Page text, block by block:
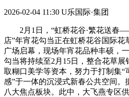
2026-02-04 11:30 U乐国际·集团
2月1日，“虹桥花谷·繁花送春
店”年宵花勾当正在虹桥花谷国际
广场启幕，现场年宵花品种丰硕，
勾当将持续至2月15日，整合花草
取糊口美学等资本，努力于打制集“
感”于一体的沉浸式新春公共空间。
八大焦点板块。此中，大飞燕专区